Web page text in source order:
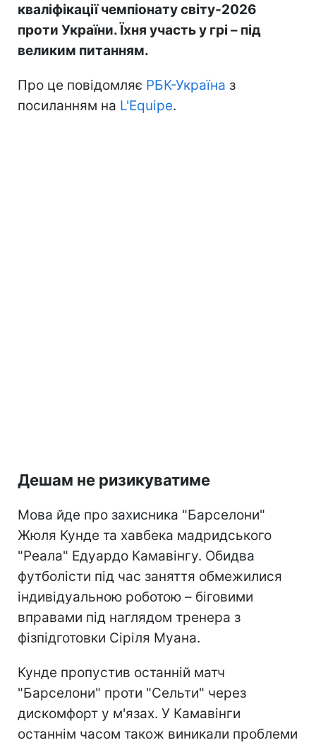
кваліфікації чемпіонату світу-2026
проти України. Їхня участь у грі – під
великим питанням.
Про це повідомляє РБК-Україна з
посиланням на L'Еquipe.
Дешам не ризикуватиме
Мова йде про захисника "Барселони"
Жюля Кунде та хавбека мадридського
"Реала" Едуардо Камавінгу. Обидва
футболісти під час заняття обмежилися
індивідуальною роботою – біговими
вправами під наглядом тренера з
фізпідготовки Сіріля Муана.
Кунде пропустив останній матч
"Барселони" проти "Сельти" через
дискомфорт у м'язах. У Камавінги
останнім часом також виникали проблеми